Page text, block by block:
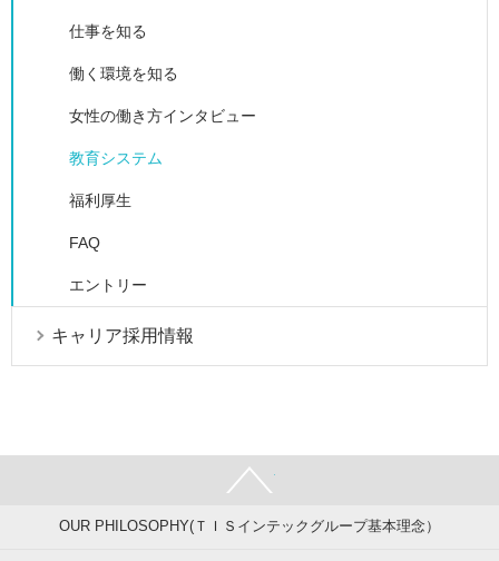
仕事を知る
働く環境を知る
女性の働き方インタビュー
教育システム
福利厚生
FAQ
エントリー
キャリア採用情報
OUR PHILOSOPHY(ＴＩＳインテックグループ基本理念）